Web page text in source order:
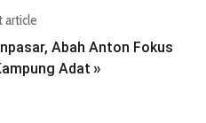
article
Abah Anton Fokus
Adat »